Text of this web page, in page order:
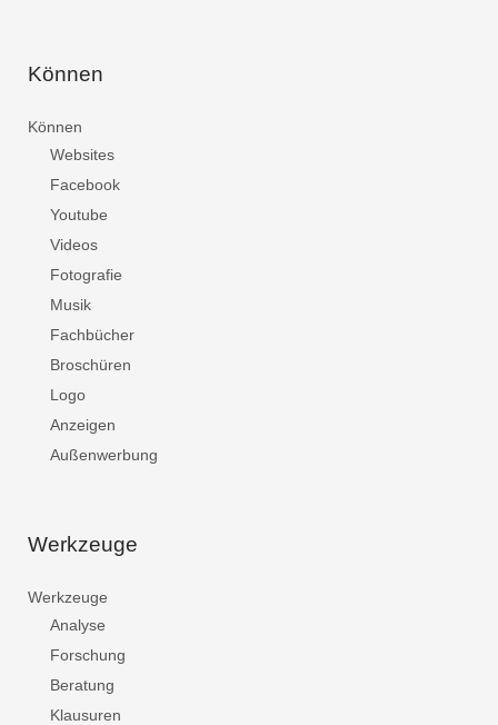
Können
Können
Websites
Facebook
Youtube
Videos
Fotografie
Musik
Fachbücher
Broschüren
Logo
Anzeigen
Außenwerbung
Werkzeuge
Werkzeuge
Analyse
Forschung
Beratung
Klausuren